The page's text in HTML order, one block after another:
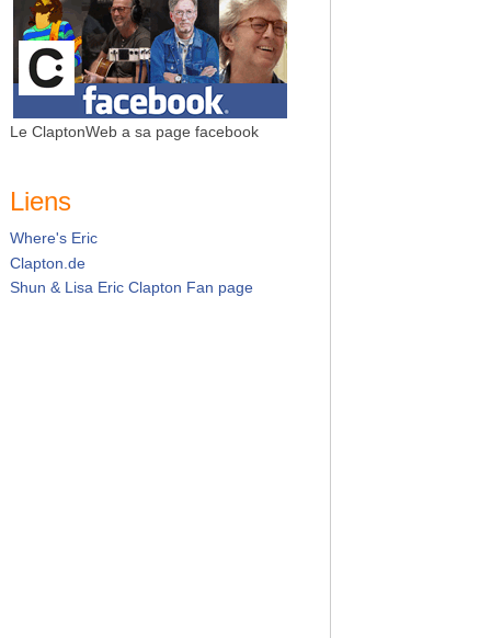
Le ClaptonWeb a sa page facebook
Liens
Where's Eric
Clapton.de
Shun & Lisa Eric Clapton Fan page